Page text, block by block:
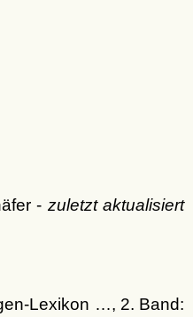
- zuletzt aktualisiert
Lexikon …, 2. Band: